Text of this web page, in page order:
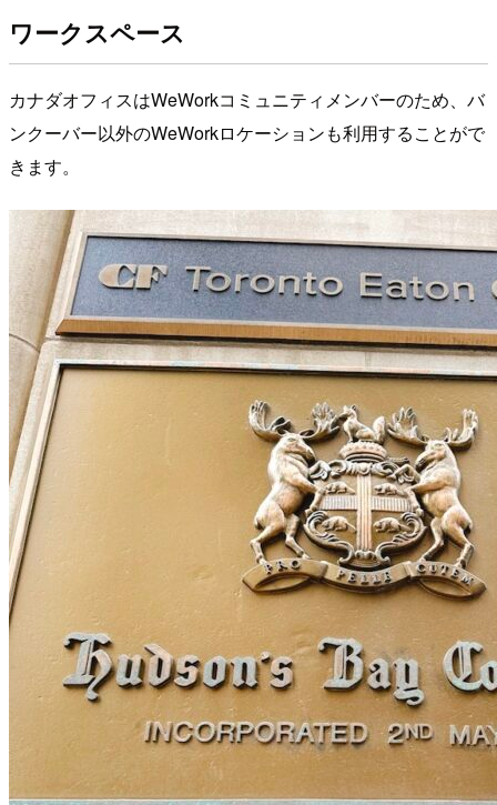
ワークスペース
カナダオフィスはWeWorkコミュニティメンバーのため、バ
ンクーバー以外のWeWorkロケーションも利用することがで
きます。